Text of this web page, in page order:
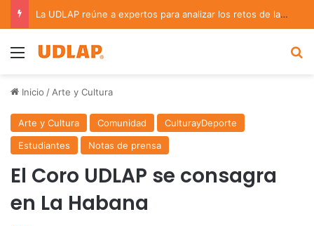
La Colección de Arte UDLAP fortalece su acervo con nuevas obras de artistas emergentes y consolidados
Menu
Inicio / Arte y Cultura
Arte y Cultura Comunidad
CulturayDeporte
Estudiantes
Notas de prensa
El Coro UDLAP se consagra
en La Habana